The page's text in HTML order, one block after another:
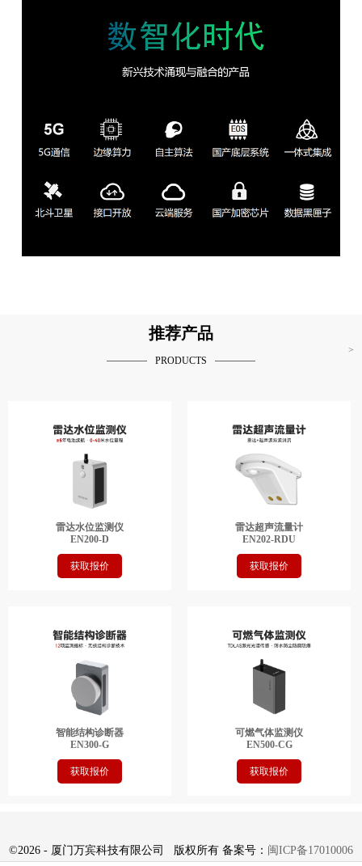
推荐产品
PRODUCTS
>
雷达水位监测仪
EN200-D
获取报价
雷达超声流量计
EN202-RDU
获取报价
智能结构诊断器
EN300-G
获取报价
可燃气体监测仪
EN500-CG
获取报价
©2026 - 厦门万宾科技有限公司 版权所有 备案号： 闽ICP备17010006